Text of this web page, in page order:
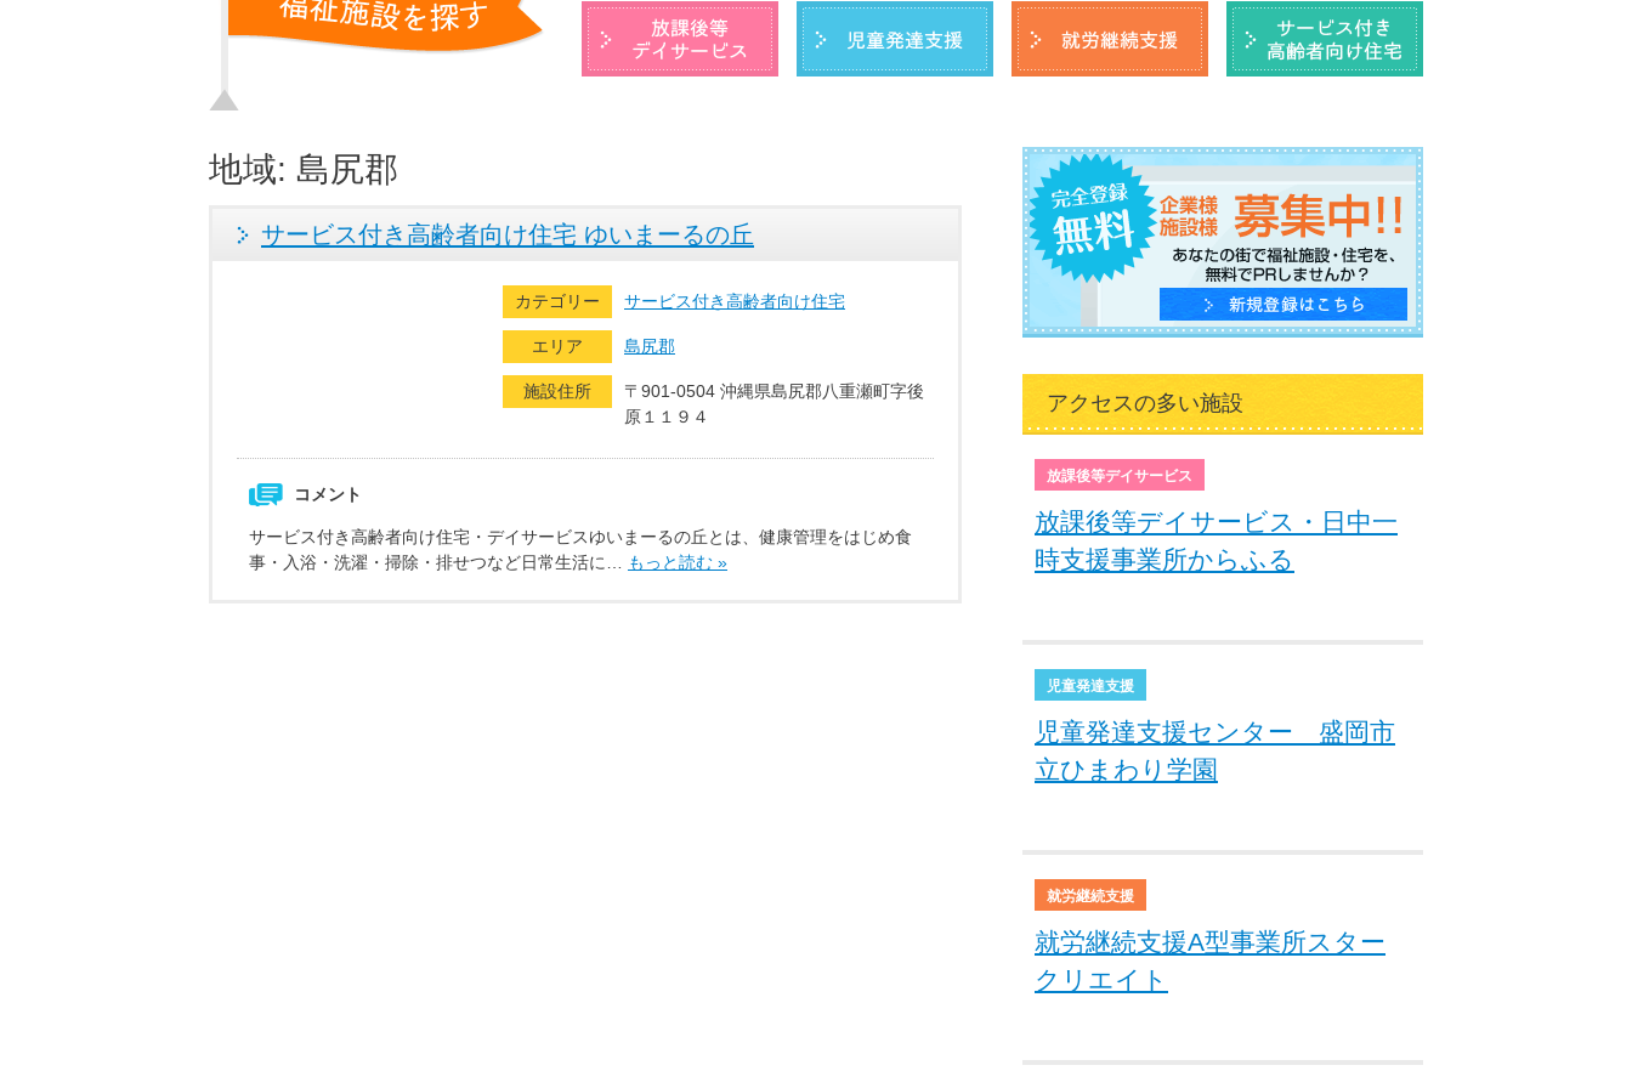
地域: 島尻郡
サービス付き高齢者向け住宅 ゆいまーるの丘
カテゴリー サービス付き高齢者向け住宅
エリア 島尻郡
施設住所
〒901-0504 沖縄県島尻郡八重瀬町字後
原１１９４
コメント
サービス付き高齢者向け住宅・デイサービスゆいまーるの丘とは、健康管理をはじめ食
事・入浴・洗濯・掃除・排せつなど日常生活に…
もっと読む »
アクセスの多い施設
放課後等デイサービス
放課後等デイサービス・日中一
時支援事業所からふる
児童発達支援
児童発達支援センター 盛岡市
立ひまわり学園
就労継続支援
就労継続支援A型事業所スター
クリエイト